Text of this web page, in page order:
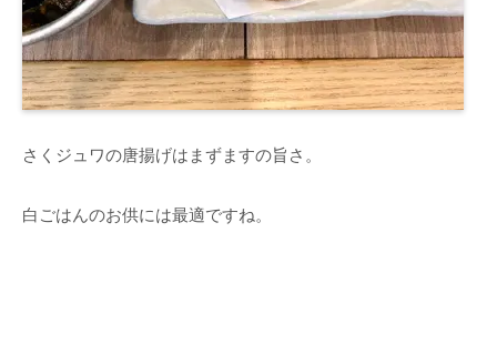
さくジュワの唐揚げはまずますの旨さ。
白ごはんのお供には最適ですね。